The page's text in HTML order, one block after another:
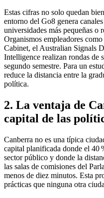
Estas cifras no solo quedan
entorno del Go8 genera
universidades más pequeñas o
Organismos empleadores
Cabinet, el Australian Signals
Intelligence realizan rondas de
segundo semestre. Para un
reduce la distancia entre la
política.
2. La ventaja de
capital de las
Canberra no es una típica
capital planificada donde el 40
sector público y donde la
las salas de comisiones del
menos de diez minutos. Esta
prácticas que ninguna otra